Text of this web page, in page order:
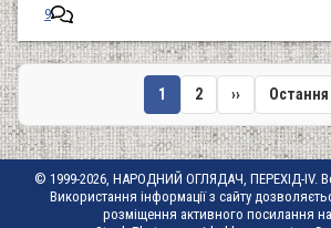
9
Розбивка
на
сторінки
Поточна
сторінка
1 Сторінка
2
Наступна
сторінка
››
Остання
сторінка
Остання
© 1999-2026, НАРОДНИЙ ОГЛЯДАЧ, ПЕРЕХІД-IV.
Використання інформації з сайту
розміщення активного посилання на